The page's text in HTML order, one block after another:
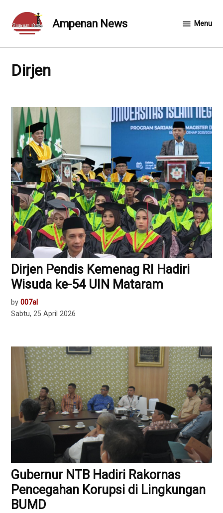
content
Ampenan News Menu
Dirjen
Dirjen Pendis Kemenag RI Hadiri
Wisuda ke-54 UIN Mataram
by 007al
Sabtu, 25 April 2026
Gubernur NTB Hadiri Rakornas
Pencegahan Korupsi di Lingkungan
BUMD